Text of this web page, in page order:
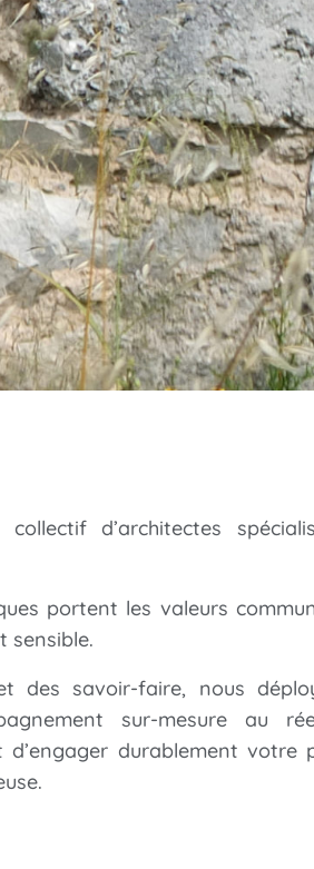
collectif d’architectes
portent les valeurs
sensible.
des savoir-faire, nous
sur-mesure au
durablement votre